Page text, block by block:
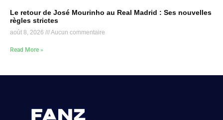
Le retour de José Mourinho au Real Madrid : Ses nouvelles
règles strictes
août 8, 2026 Aucun commentaire
Read More »